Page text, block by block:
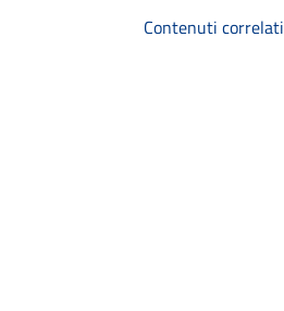
Contenuti correlati